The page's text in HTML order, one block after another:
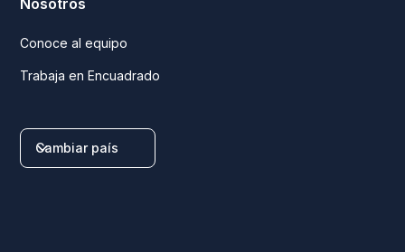
Nosotros
Conoce al equipo
Trabaja en Encuadrado
Cambiar país